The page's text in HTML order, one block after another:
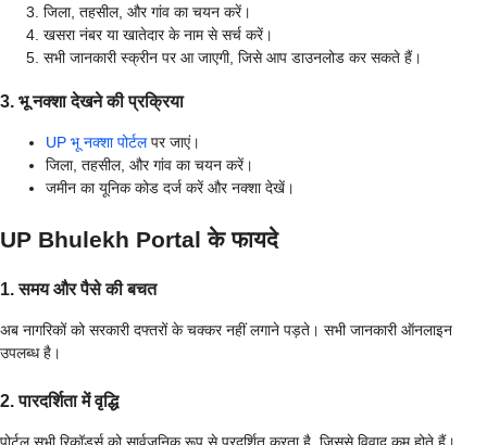
जिला, तहसील, और गांव का चयन करें।
खसरा नंबर या खातेदार के नाम से सर्च करें।
सभी जानकारी स्क्रीन पर आ जाएगी, जिसे आप डाउनलोड कर सकते हैं।
3. भू नक्शा देखने की प्रक्रिया
UP भू नक्शा पोर्टलपर जाएं।
जिला, तहसील, और गांव का चयन करें।
जमीन का यूनिक कोड दर्ज करें और नक्शा देखें।
UP Bhulekh Portal के फायदे
1. समय और पैसे की बचत
अब नागरिकों को सरकारी दफ्तरों के चक्कर नहीं लगाने पड़ते। सभी जानकारी ऑनलाइन
उपलब्ध है।
2. पारदर्शिता में वृद्धि